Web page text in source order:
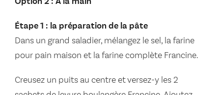
Étape 1 : la préparation de la pâte
Dans un grand saladier, mélangez le sel, la farine
pour pain maison et la farine complète Francine.
Creusez un puits au centre et versez-y les 2